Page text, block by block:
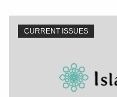
CURRENT ISSUES